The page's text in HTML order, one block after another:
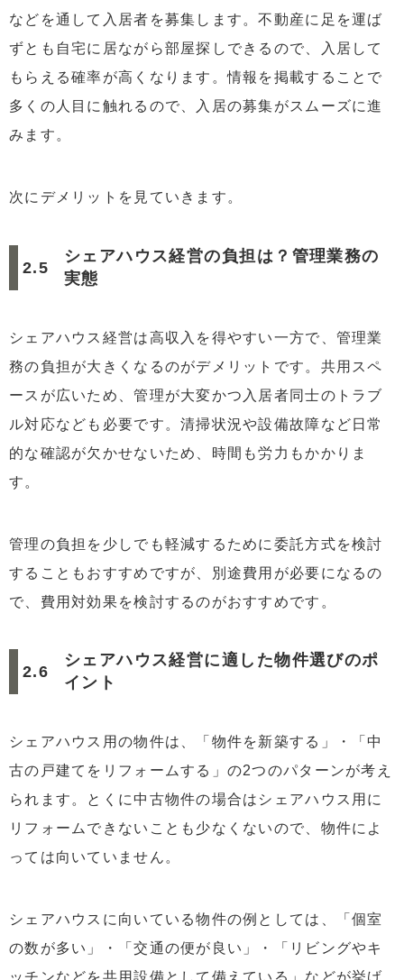
などを通して入居者を募集します。不動産に足を運ば
ずとも自宅に居ながら部屋探しできるので、入居して
もらえる確率が高くなります。情報を掲載することで
多くの人目に触れるので、入居の募集がスムーズに進
みます。
次にデメリットを見ていきます。
シェアハウス経営の負担は？管理業務の
実態
シェアハウス経営は高収入を得やすい一方で、管理業
務の負担が大きくなるのがデメリットです。共用スペ
ースが広いため、管理が大変かつ入居者同士のトラブ
ル対応なども必要です。清掃状況や設備故障など日常
的な確認が欠かせないため、時間も労力もかかりま
す。
管理の負担を少しでも軽減するために委託方式を検討
することもおすすめですが、別途費用が必要になるの
で、費用対効果を検討するのがおすすめです。
シェアハウス経営に適した物件選びのポ
イント
シェアハウス用の物件は、「物件を新築する」・「中
古の戸建てをリフォームする」の2つのパターンが考え
られます。とくに中古物件の場合はシェアハウス用に
リフォームできないことも少なくないので、物件によ
っては向いていません。
シェアハウスに向いている物件の例としては、「個室
の数が多い」・「交通の便が良い」・「リビングやキ
ッチンなどを共用設備として備えている」などが挙げ